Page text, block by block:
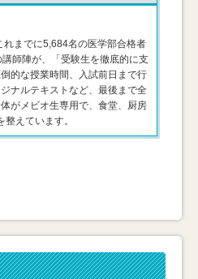
までに5,684名の医学部合格者
師陣が、「受験生を徹底的に支
的な授業時間、入試前日まで行
ナルテキストなど、最後まで全
がメビオ生専用で、食堂、厨房
えています。